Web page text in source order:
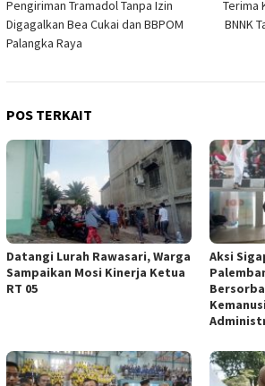
pos
Pengiriman Tramadol Tanpa Izin
Digagalkan Bea Cukai dan BBPOM
Palangka Raya
Terima
BNNK
POS TERKAIT
Datangi Lurah Rawasari, Warga
Sampaikan Mosi Kinerja Ketua
RT 05
Aksi